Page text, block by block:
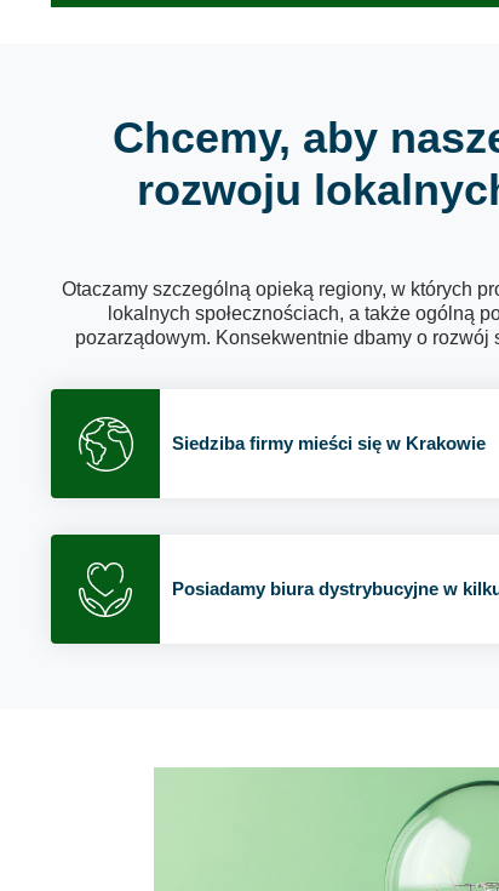
Chcemy, aby
rozwoju
Otaczamy szczególną opieką regiony, w których
lokalnych społecznościach, a także ogólną
pozarządowym. Konsekwentnie dbamy o
Siedziba firmy mieści się w Krakowie
Posiadamy biura dystrybucyjne w